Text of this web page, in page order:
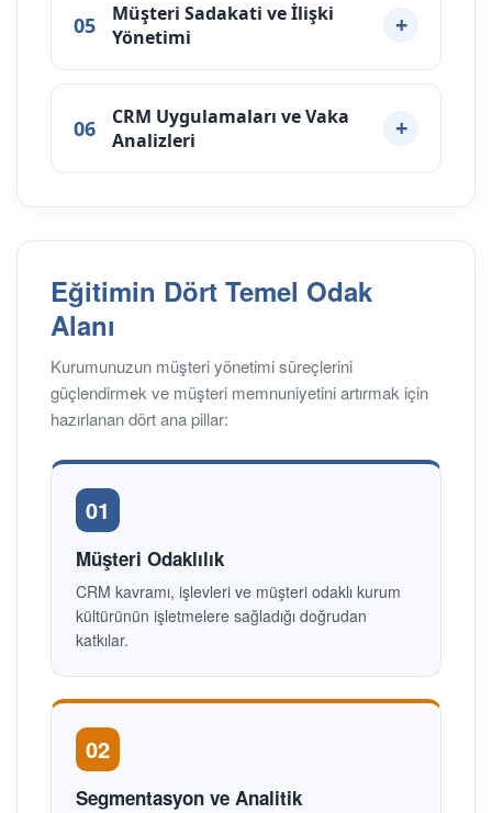
05
Müşteri Sadakati ve İlişki
Yönetimi
06
CRM Uygulamaları ve Vaka
Analizleri
Eğitimin Dört Temel Odak
Alanı
Kurumunuzun müşteri yönetimi süreçlerini
güçlendirmek ve müşteri memnuniyetini artırmak için
hazırlanan dört ana pillar:
01
Müşteri Odaklılık
CRM kavramı, işlevleri ve müşteri odaklı kurum
kültürünün işletmelere sağladığı doğrudan
katkılar.
02
Segmentasyon ve Analitik